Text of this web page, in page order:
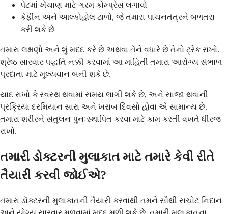
પેટમાં ખેંચાણ માટે ગરમ કોમ્પ્રેસ લગાવો
કેફીન અને આલ્કોહોલ ટાળો, જે તમારા પાચનતંત્રને બળતરા
કરી શકે છે
તમારા લક્ષણો અને શું મદદ કરે છે અથવા તેને વધારે છે તેનો ટ્રેક રાખો.
શ્રેષ્ઠ સારવાર પદ્ધતિ નક્કી કરવામાં આ માહિતી તમારા આરોગ્ય સંભાળ
પ્રદાતા માટે મૂલ્યવાન બની શકે છે.
યાદ રાખો કે સ્વસ્થ થવામાં સમય લાગી શકે છે, અને સાજા થવાની
પ્રક્રિયા દરમિયાન સારા અને ખરાબ દિવસો હોવા એ સામાન્ય છે.
તમારા શરીરને સંતુલન પુનઃસ્થાપિત કરવા માટે કામ કરતી વખતે ધીરજ
રાખો.
તમારી ડોક્ટરની મુલાકાત માટે તમારે કેવી રીતે
તૈયારી કરવી જોઈએ?
તમારા ડૉક્ટરની મુલાકાતની તૈયારી કરવાથી તમને સૌથી સચોટ નિદાન